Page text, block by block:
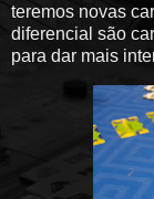
teremos novas
diferencial são
para dar mais